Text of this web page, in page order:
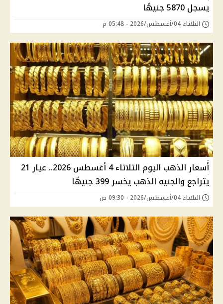
يسجل 5870 جنيهًا
الثلاثاء 04/أغسطس/2026 - 05:48 م
أسعار الذهب اليوم الثلاثاء 4 أغسطس 2026.. عيار 21
يتراجع والجنيه الذهب يخسر 399 جنيهًا
الثلاثاء 04/أغسطس/2026 - 09:30 ص